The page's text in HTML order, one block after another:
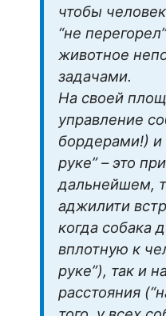
чтобы
“не
животное
задачами.
На своей
управление
бордерами!) и
руке” – это
дальнейшем,
аджилити
когда собака
вплотную к
руке”), так и
расстояния